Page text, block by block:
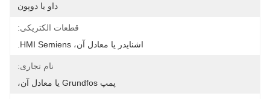
داو یا دوپون
قطعات الکتریکی:
اشنایدر یا معادل آن، HMI Semiens.
نام تجاری:
پمپ Grundfos یا معادل آن،